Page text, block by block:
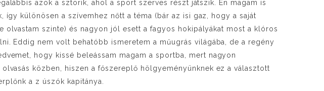
azok a sztorik, ahol a sport szerves részt játszik. Én magam is
így különösen a szívemhez nőtt a téma (bár az isi gaz, hogy a saját
olvastam szinte) és nagyon jól esett a fagyos hokipályákat most a klóros
Eddig nem volt behatóbb ismeretem a műugrás világába, de a regény
hogy kissé beleássam magam a sportba, mert nagyon
közben, hiszen a főszereplő hölgyeményünknek ez a választott
a z úszók kapitánya.